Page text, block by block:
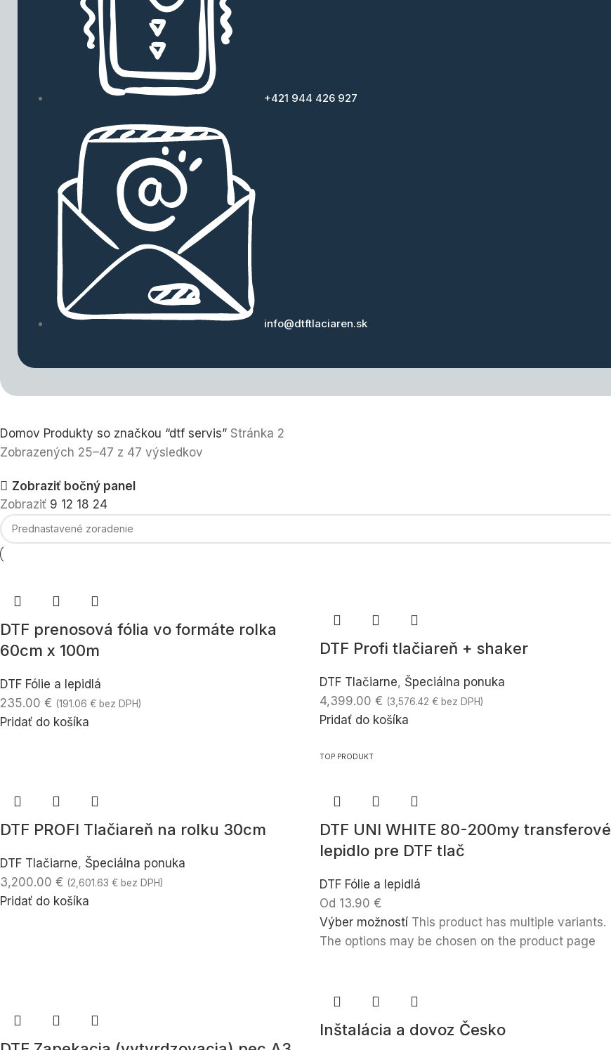
+421 944 426 927
info@dtftlaciaren.sk
Domov Produkty so značkou “dtf servis” Stránka 2
Zobrazených 25–47 z 47 výsledkov
Zobraziť bočný panel
Zobraziť 9 12 18 24
DTF prenosová fólia vo formáte rolka
60cm x 100m
DTF Fólie a lepidlá
235.00 € (191.06 € bez DPH)
Pridať do košíka
DTF Profi tlačiareň + shaker
DTF Tlačiarne, Špeciálna ponuka
4,399.00 € (3,576.42 €bez DPH)
Pridať do košíka
DTF PROFI Tlačiareň na rolku 30cm
DTF Tlačiarne, Špeciálna ponuka
3,200.00 € (2,601.63 € bez DPH)
Pridať do košíka
TOP PRODUKT
DTF UNI WHITE 80-200my transferové
lepidlo pre DTF tlač
DTF Fólie a lepidlá
Od 13.90 €
Výber možnostíThis product has multiple variants.
The options may be chosen on the product page
Inštalácia a dovoz Česko